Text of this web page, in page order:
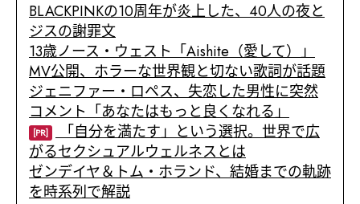
BLACKPINKの10周年が炎上した、40人の夜と
ジスの謝罪文
13歳ノース・ウェスト「Aishite（愛して）」
MV公開、ホラーな世界観と切ない歌詞が話題
ジェニファー・ロペス、失恋した男性に突然
コメント「あなたはもっと良くなれる」
[PR]
「自分を満たす」という選択。世界で広
がるセクシュアルウェルネスとは
ゼンデイヤ＆トム・ホランド、結婚までの軌跡
を時系列で解説